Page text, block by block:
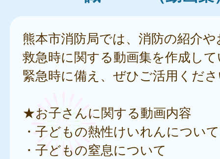
熊本市消防局では、消防の紹介
救急時に関する動画集を作成し
緊急時に備え、ぜひご活用くだ
★お子さんに関する動画内容
・子どもの熱性けいれんについて
・子どもの窒息について